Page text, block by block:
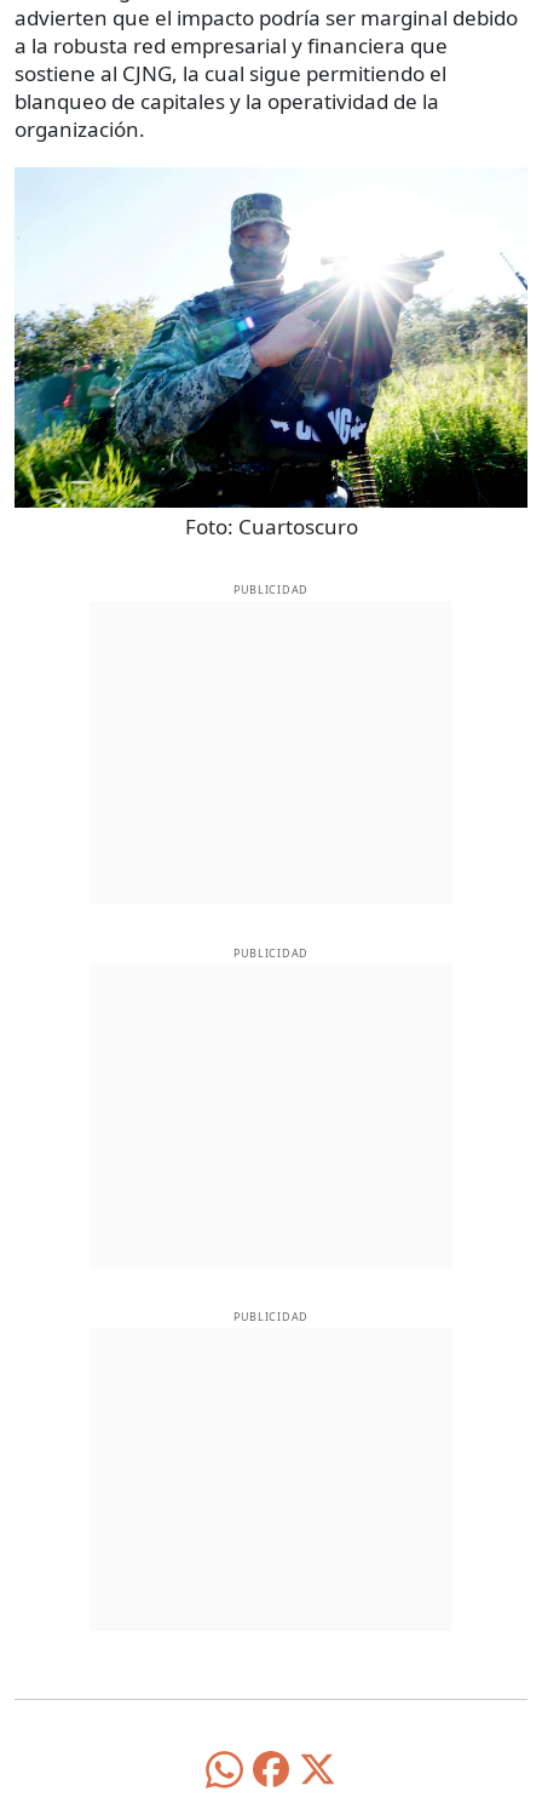
advierten que el impacto podría ser marginal debido
a la robusta red empresarial y financiera que
sostiene al CJNG, la cual sigue permitiendo el
blanqueo de capitales y la operatividad de la
organización.
Foto: Cuartoscuro
PUBLICIDAD
PUBLICIDAD
PUBLICIDAD